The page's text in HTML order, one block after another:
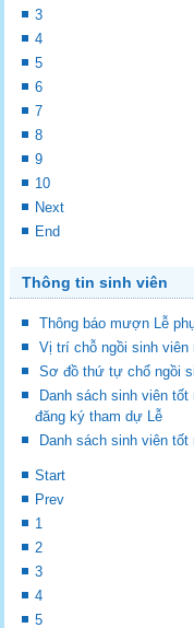
3
4
5
6
7
8
9
10
Next
End
Thông tin sinh viên
Thông báo mượn Lễ
Vị trí chỗ ngồi sinh viên
Sơ đồ thứ tự chổ ngồi
Danh sách sinh viên
đăng ký tham dự Lễ
Danh sách sinh viên tốt
Start
Prev
1
2
3
4
5